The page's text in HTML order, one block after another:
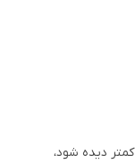
دیده شود،